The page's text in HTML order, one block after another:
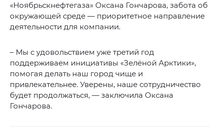
«Ноябрьскнефтегаза» Оксана Гончарова, забота об
окружающей среде — приоритетное направление
деятельности для компании.
– Мы с удовольствием уже третий год
поддерживаем инициативы «Зелёной Арктики»,
помогая делать наш город чище и
привлекательнее. Уверены, наше сотрудничество
будет продолжаться, — заключила Оксана
Гончарова.